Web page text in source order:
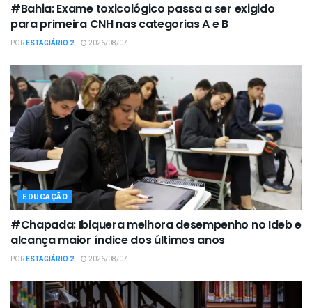
#Bahia: Exame toxicológico passa a ser exigido
para primeira CNH nas categorias A e B
PORESTAGIÁRIO 2 2026/08/07
EDUCAÇÃO
#Chapada: Ibiquera melhora desempenho no Ideb e
alcança maior índice dos últimos anos
PORESTAGIÁRIO 2 2026/08/07